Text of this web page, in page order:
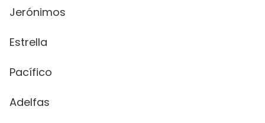
Jerónimos
Estrella
Pacífico
Adelfas